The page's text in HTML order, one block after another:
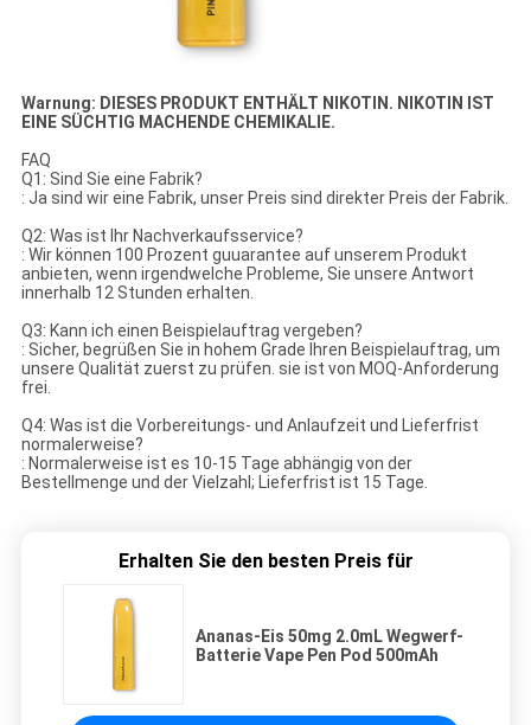
Warnung: DIESES PRODUKT ENTHÄLT NIKOTIN. NIKOTIN IST
EINE SÜCHTIG MACHENDE CHEMIKALIE.
FAQ
Q1: Sind Sie eine Fabrik?
: Ja sind wir eine Fabrik, unser Preis sind direkter Preis der Fabrik.
Q2: Was ist Ihr Nachverkaufsservice?
: Wir können 100 Prozent guuarantee auf unserem Produkt
anbieten, wenn irgendwelche Probleme, Sie unsere Antwort
innerhalb 12 Stunden erhalten.
Q3: Kann ich einen Beispielauftrag vergeben?
: Sicher, begrüßen Sie in hohem Grade Ihren Beispielauftrag, um
unsere Qualität zuerst zu prüfen. sie ist von MOQ-Anforderung
frei.
Q4: Was ist die Vorbereitungs- und Anlaufzeit und Lieferfrist
normalerweise?
: Normalerweise ist es 10-15 Tage abhängig von der
Bestellmenge und der Vielzahl; Lieferfrist ist 15 Tage.
Erhalten Sie den besten Preis für
Ananas-Eis 50mg 2.0mL Wegwerf-
Batterie Vape Pen Pod 500mAh